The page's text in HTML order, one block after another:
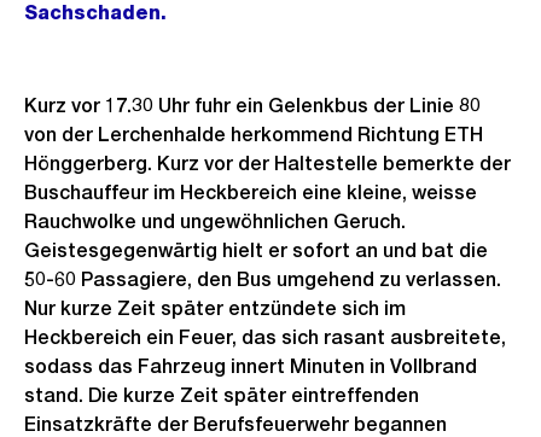
Sachschaden.
Kurz vor 17.30 Uhr fuhr ein Gelenkbus der Linie 80
von der Lerchenhalde herkommend Richtung ETH
Hönggerberg. Kurz vor der Haltestelle bemerkte der
Buschauffeur im Heckbereich eine kleine, weisse
Rauchwolke und ungewöhnlichen Geruch.
Geistesgegenwärtig hielt er sofort an und bat die
50-60 Passagiere, den Bus umgehend zu verlassen.
Nur kurze Zeit später entzündete sich im
Heckbereich ein Feuer, das sich rasant ausbreitete,
sodass das Fahrzeug innert Minuten in Vollbrand
stand. Die kurze Zeit später eintreffenden
Einsatzkräfte der Berufsfeuerwehr begannen